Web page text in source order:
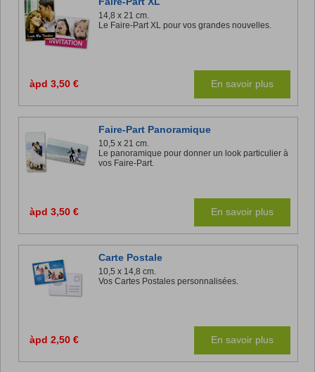
14,8 x 21 cm.
Le Faire-Part XL pour vos grandes nouvelles.
àpd 3,50 € En savoir plus
Faire-Part Panoramique
10,5 x 21 cm.
Le panoramique pour donner un look particulier à
vos Faire-Part.
àpd 3,50 € En savoir plus
Carte Postale
10,5 x 14,8 cm.
Vos Cartes Postales personnalisées.
àpd 2,50 € En savoir plus